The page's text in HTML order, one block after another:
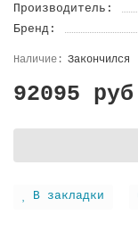
Производитель:
Бренд:
Закончился
92095
В закладки